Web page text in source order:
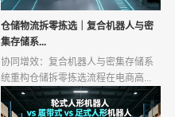
仓储物流拆零拣选｜复合机器人与密
集存储系...
协同增效：复合机器人与密集存储系
统重构仓储拆零拣选流程在电商高...